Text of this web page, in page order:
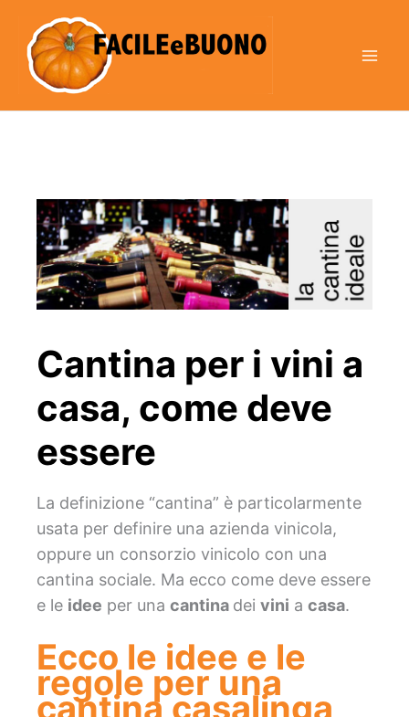
contenuto
Cantina per i vini a
casa, come deve
essere
La definizione “cantina” è particolarmente
usata per definire una azienda vinicola,
oppure un consorzio vinicolo con una
cantina sociale. Ma ecco come deve essere
e le idee per una cantina dei vini a casa.
Ecco le idee e le
regole per una
cantina casalinga